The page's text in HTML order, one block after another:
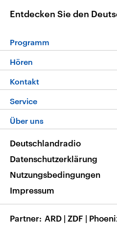
Entdecken Sie den
Programm
Programm
Die Nachrichten
Nachrichtenleicht
Neue Beiträge auf
Hören
Livestream
Podcasts
Deutschlandfunk App
Nachrichten App
Frequenzen
Kontakt
Hörerservice
Service
FAQ
Veranstaltungen
Musikliste
RSS
Über uns
Barrierefreiheit
Deutschlandradio
Datenschutzerklärung
Nutzungsbedingungen
Impressum
Partner ARD | ZDF |